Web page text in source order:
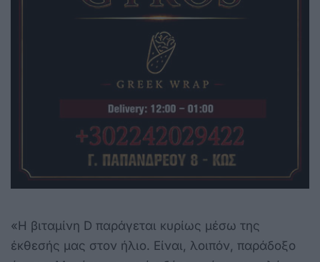
«Η βιταμίνη D παράγεται κυρίως μέσω της
έκθεσής μας στον ήλιο. Είναι, λοιπόν, παράδοξο